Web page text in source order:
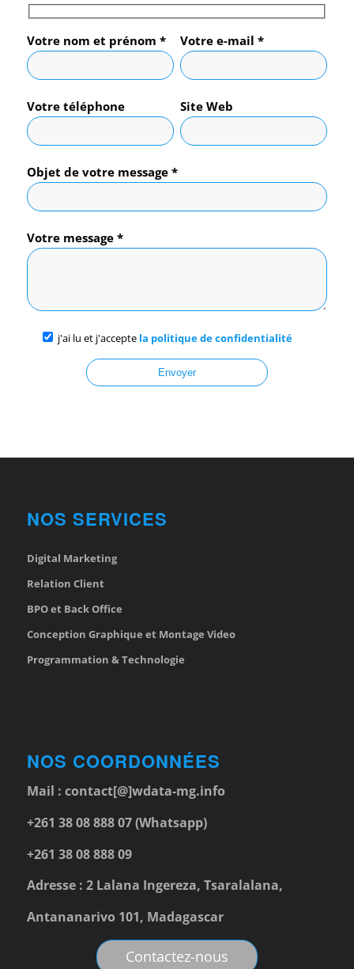
Votre nom et prénom *
Votre téléphone
Votre e-mail *
Site Web
Objet de votre message *
Votre message *
j'ai lu et j'accepte la politique de confidentialité
NOS SERVICES
Digital Marketing
Relation Client
BPO et Back Office
Conception Graphique et Montage Video
Programmation & Technologie
NOS COORDONNÉES
Mail : contact[@]wdata-mg.info
+261 38 08 888 07 (Whatsapp)
+261 38 08 888 09
Adresse : 2 Lalana Ingereza, Tsaralalana,
Antananarivo 101, Madagascar
Contactez-nous